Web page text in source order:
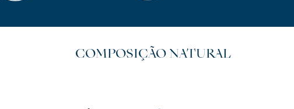
COMPOSIÇÃO NATURAL